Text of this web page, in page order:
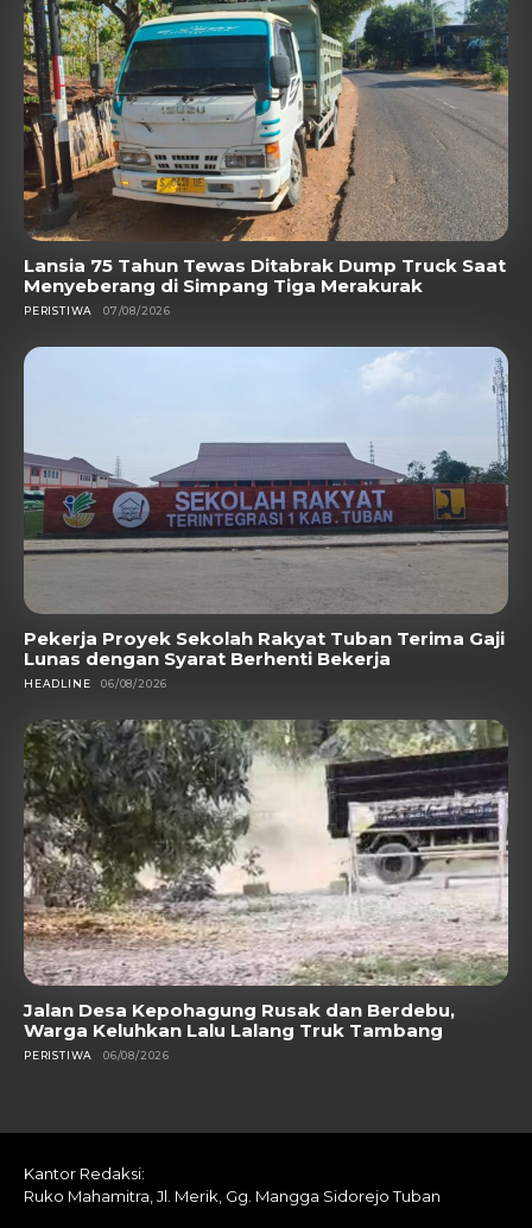
Lansia 75 Tahun Tewas Ditabrak Dump Truck Saat
Menyeberang di Simpang Tiga Merakurak
PERISTIWA 07/08/2026
Pekerja Proyek Sekolah Rakyat Tuban Terima Gaji
Lunas dengan Syarat Berhenti Bekerja
HEADLINE 06/08/2026
Jalan Desa Kepohagung Rusak dan Berdebu,
Warga Keluhkan Lalu Lalang Truk Tambang
PERISTIWA 06/08/2026
Kantor Redaksi:
Ruko Mahamitra, Jl. Merik, Gg. Mangga Sidorejo Tuban